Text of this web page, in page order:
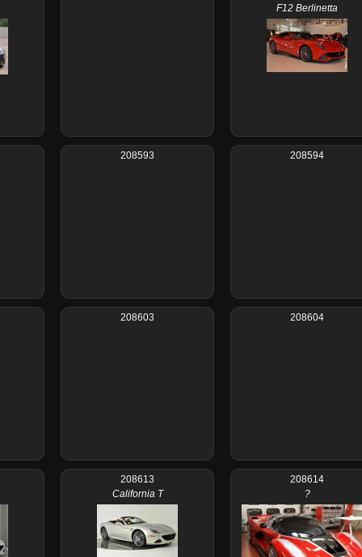
F12 Berlinetta
208593 208594
208603 208604
208613
California T
208614
?